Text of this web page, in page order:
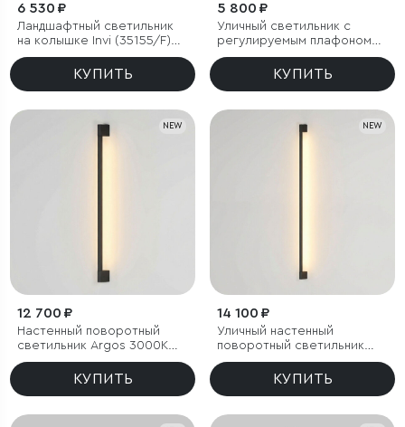
6 530 ₽
Ландшафтный светильник
на колышке Invi (35155/F)
3000K черный
КУПИТЬ
5 800 ₽
Уличный светильник с
регулируемым плафоном
Covert 3000K черный IP65
КУПИТЬ
NEW
12 700 ₽
Настенный поворотный
светильник Argos 3000K
черный IP54
КУПИТЬ
NEW
14 100 ₽
Уличный настенный
поворотный светильник
Argos 3000K черный
КУПИТЬ